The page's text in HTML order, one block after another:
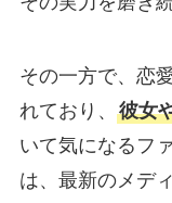
その一方で、恋
れており、 彼女
いて気になるフ
は、最新のメデ